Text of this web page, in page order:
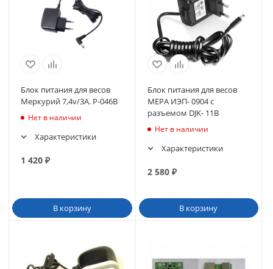
Блок питания для весов
Меркурий 7,4v/3A. P-046B
Нет в наличии
Характеристики
1 420 ₽
В корзину
Блок питания для весов
МЕРА ИЭП- 0904 с
разъемом DJK- 11B
Нет в наличии
Характеристики
2 580₽
В корзину